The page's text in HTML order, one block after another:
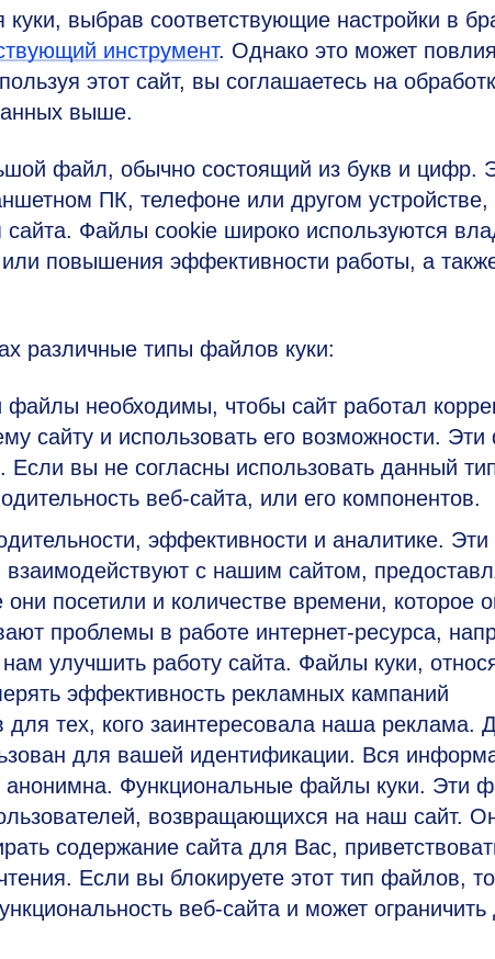
выбрав соответствующие настройки в
инструмент. Однако это может
этот сайт, вы соглашаетесь на
выше.
файл, обычно состоящий из букв и цифр.
ПК, телефоне или другом устройстве,
Файлы cookie широко используются
повышения эффективности работы, а
различные типы файлов куки:
необходимы, чтобы сайт работал
сайту и использовать его возможности.
Если вы не согласны использовать данный
веб-сайта, или его компонентов.
эффективности и аналитике.
взаимодействуют с нашим сайтом,
посетили и количестве времени, которое
проблемы в работе интернет-ресурса,
улучшить работу сайта. Файлы куки,
эффективность рекламных кампаний
для тех, кого заинтересовала наша реклама.
для вашей идентификации. Вся
анонимна. Функциональные файлы куки. Эти
возвращающихся на наш сайт.
содержание сайта для Вас,
Если вы блокируете этот тип файлов,
веб-сайта и может ограничить